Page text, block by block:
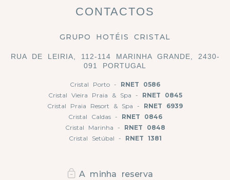
CONTACTOS
GRUPO HOTÉIS CRISTAL
RUA DE LEIRIA, 112-114 MARINHA GRANDE, 2430-
091 PORTUGAL
Cristal Porto - RNET 0586
Cristal Vieira Praia & Spa - RNET 0845
Cristal Praia Resort & Spa - RNET 6939
Cristal Caldas - RNET 0846
Cristal Marinha - RNET 0848
Cristal Setúbal - RNET 1381
A minha reserva